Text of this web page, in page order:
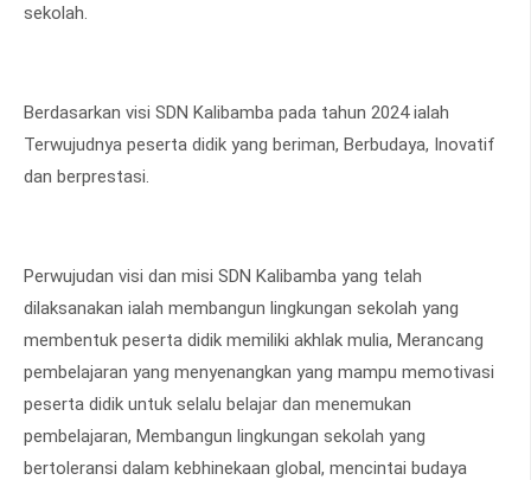
sekolah.
Berdasarkan visi SDN Kalibamba pada tahun 2024 ialah
Terwujudnya peserta didik yang beriman, Berbudaya, Inovatif
dan berprestasi.
Perwujudan visi dan misi SDN Kalibamba yang telah
dilaksanakan ialah membangun lingkungan sekolah yang
membentuk peserta didik memiliki akhlak mulia, Merancang
pembelajaran yang menyenangkan yang mampu memotivasi
peserta didik untuk selalu belajar dan menemukan
pembelajaran, Membangun lingkungan sekolah yang
bertoleransi dalam kebhinekaan global, mencintai budaya